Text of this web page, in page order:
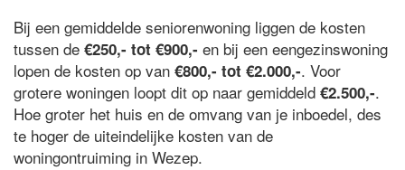
Bij een gemiddelde seniorenwoning liggen de kosten
tussen de €250,- tot €900,- en bij een eengezinswoning
lopen de kosten op van €800,- tot €2.000,-. Voor
grotere woningen loopt dit op naar gemiddeld €2.500,-.
Hoe groter het huis en de omvang van je inboedel, des
te hoger de uiteindelijke kosten van de
woningontruiming in Wezep.